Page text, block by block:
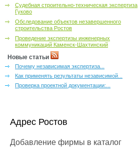
Судебная строительно-техническая экспертиза
Гуково
Обследование объектов незавершенного
строительства Ростов
Проведение экспертизы инженерных
коммуникаций Каменск-Шахтинский
Новые статьи
Почему независимая экспертиза...
Как применять результаты независимой...
Проверка проектной документации:...
Адрес Ростов
Добавление фирмы в каталог